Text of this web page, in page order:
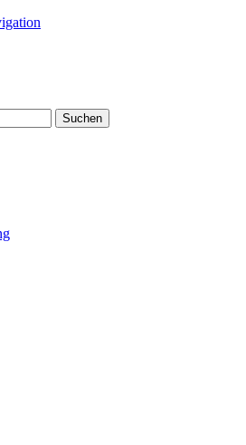
Suchen